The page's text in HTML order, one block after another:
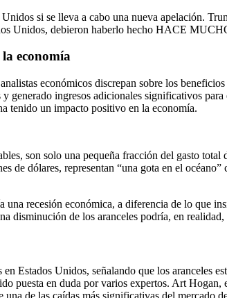
si se lleva a cabo una nueva apelación.
Unidos, debieron haberlo hecho HACE
la economía
económicos discrepan sobre los
generado ingresos adicionales significativos
tenido un impacto positivo en la economía.
son solo una pequeña fracción del gasto
de dólares, representan “una gota en el
recesión económica, a diferencia de lo que
disminución de los aranceles podría, en
Estados Unidos, señalando que los aranceles
puesta en duda por varios expertos. Art
de las caídas más significativas del mercado